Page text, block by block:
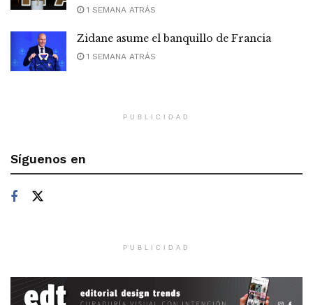
1 SEMANA ATRÁS
Zidane asume el banquillo de Francia
1 SEMANA ATRÁS
PUBLICIDAD
Síguenos en
PUBLICIDAD